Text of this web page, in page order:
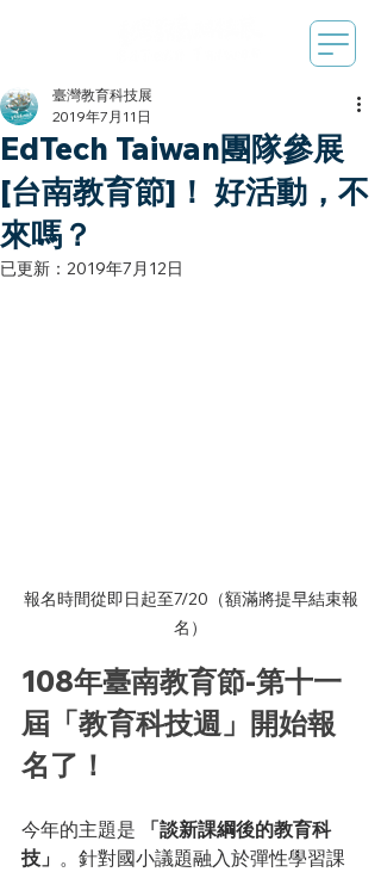
EdTech Taiwan團隊參展
[台南教育節]！ 好活動，不
來嗎？
臺灣教育科技展
2019年7月11日
已更新： 2019年7月12日
報名時間從即日起至7/20（額滿將提早結束報
名）
108年臺南教育節-第十一
屆「教育科技週」開始報
名了！
今年的主題是
「談新課綱後的教育科
技」 。針對國小議題融入於彈性學習課